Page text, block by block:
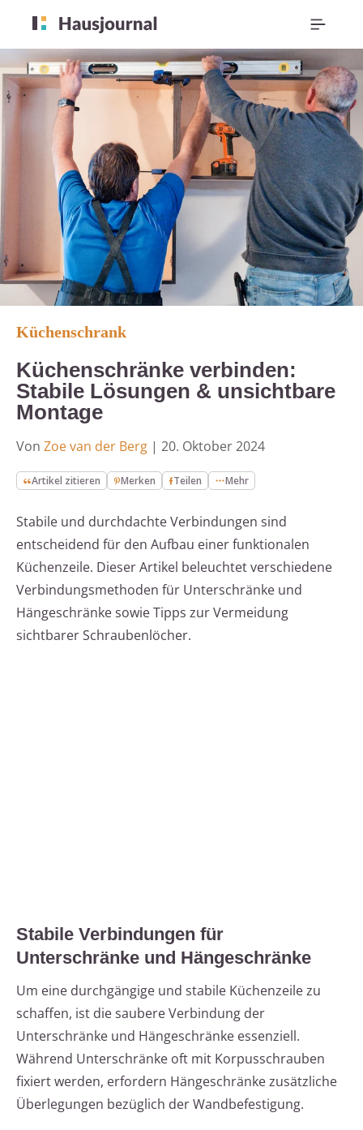
Küchenschrank
Küchenschränke verbinden:
Stabile Lösungen & unsichtbare
Montage
Von Zoe van der Berg | 20. Oktober 2024
Artikel zitieren Merken Teilen Mehr
Stabile und durchdachte Verbindungen sind
entscheidend für den Aufbau einer funktionalen
Küchenzeile. Dieser Artikel beleuchtet verschiedene
Verbindungsmethoden für Unterschränke und
Hängeschränke sowie Tipps zur Vermeidung
sichtbarer Schraubenlöcher.
Stabile Verbindungen für
Unterschränke und Hängeschränke
Um eine durchgängige und stabile Küchenzeile zu
schaffen, ist die saubere Verbindung der
Unterschränke und Hängeschränke essenziell.
Während Unterschränke oft mit Korpusschrauben
fixiert werden, erfordern Hängeschränke zusätzliche
Überlegungen bezüglich der Wandbefestigung.